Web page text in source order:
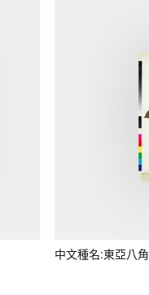
中文種名:東亞八角